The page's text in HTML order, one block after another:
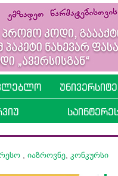
,იაზროვნე კონკურსი